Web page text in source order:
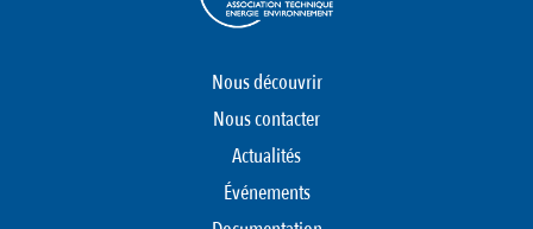
Nous découvrir
Nous contacter
Actualités
Événements